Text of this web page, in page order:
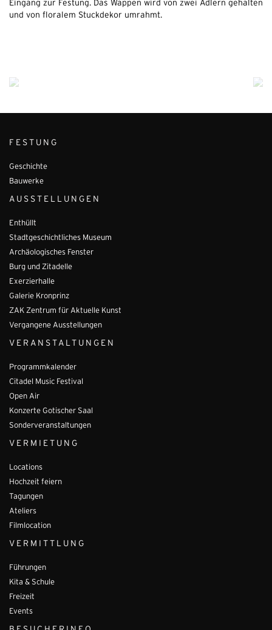
FESTUNG
Geschichte
Bauwerke
AUSSTELLUNGEN
Enthüllt
Stadtgeschichtliches Museum
Archäologisches Fenster
Burg und Zitadelle
Exerzierhalle
Galerie Kronprinz
ZAK Zentrum für Aktuelle Kunst
Vergangene Ausstellungen
VERANSTALTUNGEN
Programmkalender
Citadel Music Festival
Open Air
Konzerte Gotischer Saal
Sonderveranstaltungen
VERMIETUNG
Locations
Hochzeit feiern
Tagungen
Ateliers
Filmlocation
VERMITTLUNG
Führungen
Kita & Schule
Freizeit
Events